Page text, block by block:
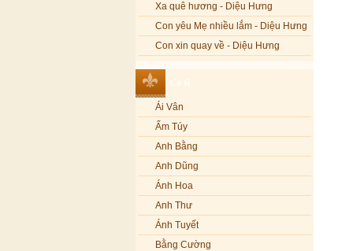
Xa quê hương - Diệu Hưng
Con yêu Mẹ nhiều lắm - Diệu Hưng
Con xin quay về - Diệu Hưng
Nếu xa Phật - Diệu Hưng
Tình Lam - Kim Khánh & Hoàng
Vĩnh
Xin cho con niềm tin - Kim Linh
Quán Âm Mẹ hiền - Kim Linh
Nhạc niệm Nam Mô A Di Đà Phật -
Kim Linh
Mẹ Từ Bi - Kim Linh
12 Lời nguyện của Bồ tát Quán Thế
Âm - Kim Linh
Ca sĩ
Ái Vân
Ẩm Túy
Anh Bằng
Anh Dũng
Ánh Hoa
Anh Thư
Ánh Tuyết
Bằng Cường